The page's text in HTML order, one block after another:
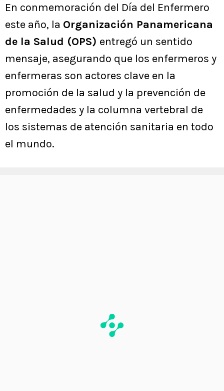
En conmemoración del Día del Enfermero
este año, la Organización Panamericana
de la Salud (OPS) entregó un sentido
mensaje, asegurando que los enfermeros y
enfermeras son actores clave en la
promoción de la salud y la prevención de
enfermedades y la columna vertebral de
los sistemas de atención sanitaria en todo
el mundo.